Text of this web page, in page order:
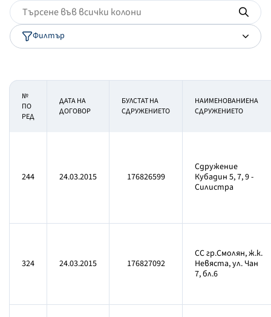
Филтър
№
ПО
РЕД
ДАТА НА
ДОГОВОР
БУЛСТАТ НА
СДРУЖЕНИЕТО
НАИМЕНОВАНИЕНА
СДРУЖЕНИЕТО
244 24.03.2015 176826599
Сдружение
Кубадин 5, 7, 9 -
Силистра
324 24.03.2015 176827092
СС гр.Смолян, ж.к.
Невяста, ул. Чан
7, бл.6